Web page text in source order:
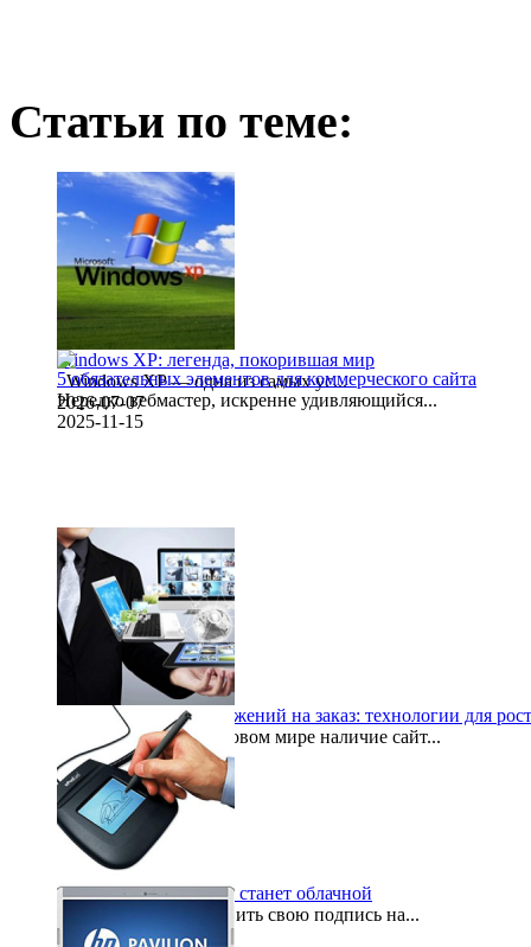
Статьи по теме:
Windows XP: легенда, покорившая мир
Windows XP — одна из самых ус...
2026-07-07
5 обязательных элементов для коммерческого сайта
Нередко вебмастер, искренне удивляющийся...
2025-11-15
Разработка веб-приложений на заказ: технологии для
В современном цифровом мире наличие сайт...
2025-10-05
Электронная подпись станет облачной
Для того, чтобы оставить свою подпись на...
2015-10-16